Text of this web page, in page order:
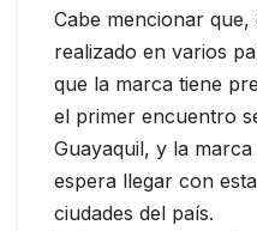
Cabe mencionar
realizado en varios
que la marca tiene
el primer encuentro
Guayaquil, y la
espera llegar con
ciudades del país.